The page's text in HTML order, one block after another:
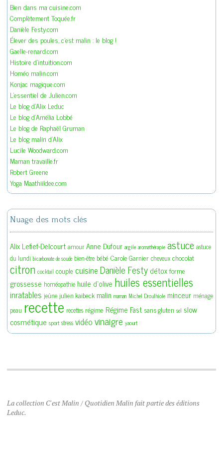
Bien dans ma cuisine.com
Complètement Toquée.fr
Danièle Festy.com
Élever des poules, c'est malin : le blog !
Gaelle-renard.com
Histoire d'intuition.com
Homéo malin.com
Konjac magique.com
L'essentiel de Julien.com
Le blog d'Alix Leduc
Le blog d'Amélia Lobbé
Le blog de Raphaël Gruman
Le blog malin d'Alix
Lucile Woodward.com
Maman travaille.fr
Robert Greene
Yoga Maathiildee.com
Nuage des mots clés
Alix Lefief-Delcourt amour Anne Dufour argile aromathérapie astuce astuce
du lundi bicarbonate de soude bien-être bébé Carole Garnier cheveux chocolat
citron cocktail couple cuisineDanièle Festy détoxforme
grossesse homéopathie huile d'olive huiles essentielles
inratables jeûne julien kaibeck malin maman Michel Droulhiole minceur ménage
peau recette recettes régime Régime Fast sans gluten sel slow
cosmétique sport stress vidéovinaigre yaourt
La collection C'est Malin / Quotidien Malin fait partie des éditions
Leduc.